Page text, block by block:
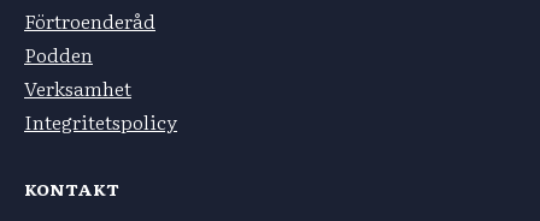
Förtroenderåd
Podden
Verksamhet
Integritetspolicy
KONTAKT